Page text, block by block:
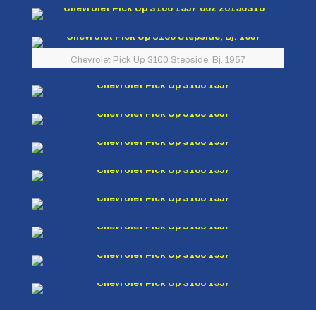
Chevrolet Pick Up 3100 Stepside, Bj. 1957